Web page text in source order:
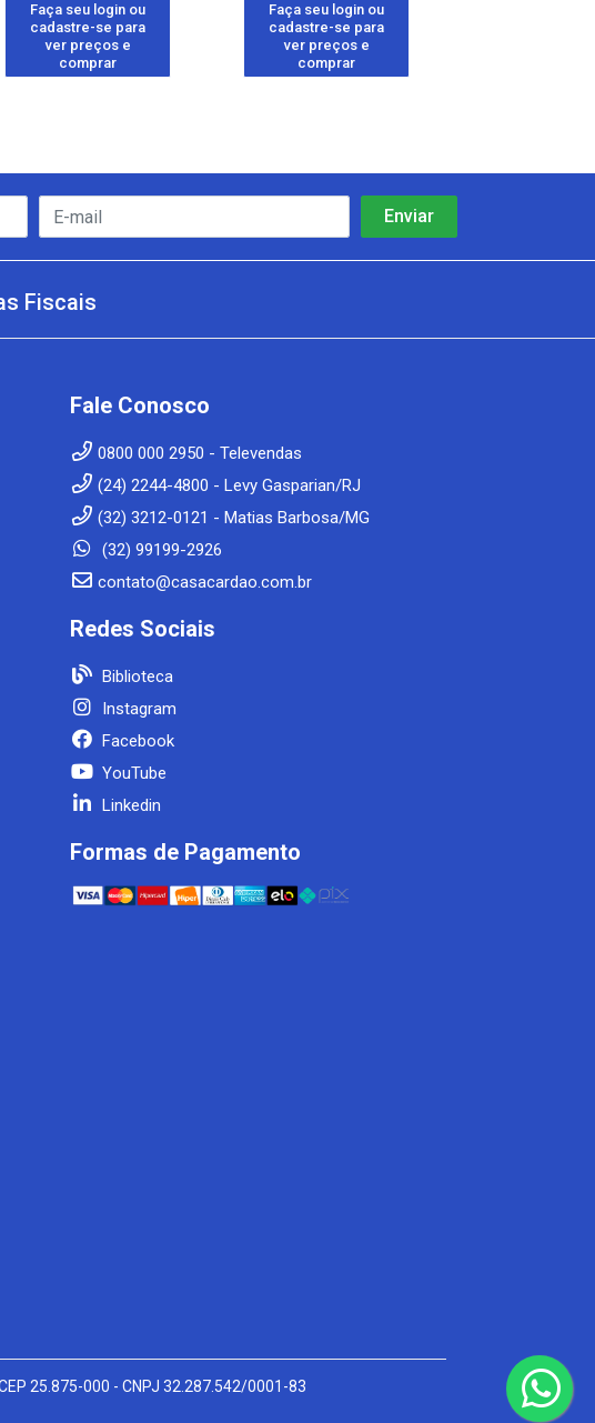
Faça seu login ou
cadastre-se para
ver preços e
comprar
Faça seu login ou
cadastre-se para
ver preços e
comprar
Fiscais
Fale Conosco
0800 000 2950 - Televendas
(24) 2244-4800 - Levy Gasparian/RJ
(32) 3212-0121 - Matias Barbosa/MG
(32) 99199-2926
contato@casacardao.com.br
Redes Sociais
Biblioteca
Instagram
Facebook
YouTube
Linkedin
Formas de Pagamento
25.875-000 - CNPJ 32.287.542/0001-83